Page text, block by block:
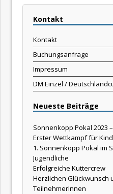
Kontakt
Kontakt
Buchungsanfrage
Impressum
DM Einzel /
Neueste Beiträge
Sonnenkopp Pokal 2023
Erster Wettkampf für
1. Sonnenkopp Pokal im
Jugendliche
Erfolgreiche Kuttercrew
Herzlichen Glückwunsch
TeilnehmerInnen